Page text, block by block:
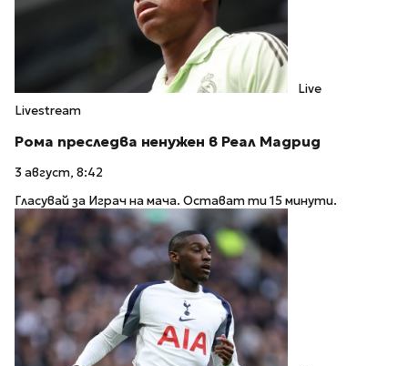
Live
Livestream
Рома преследва ненужен в Реал Мадрид
3 август, 8:42
Гласувай за Играч на мача. Остават ти 15 минути.